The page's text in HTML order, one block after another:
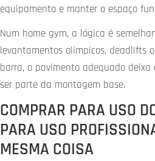
equipamento e manter o espaço
Num home gym, a lógica é
levantamentos olímpicos, deadlifts
barra, o pavimento adequado deixa
ser parte da montagem base.
COMPRAR PARA USO
PARA USO
MESMA COISA